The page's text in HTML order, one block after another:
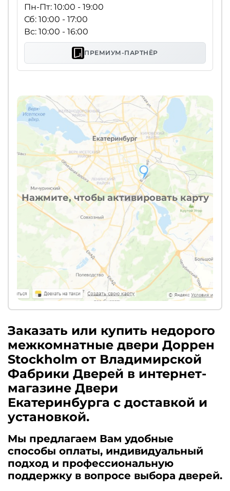
Нажмите, чтобы активировать карту
Пн-Пт: 10:00 - 19:00
Сб: 10:00 - 17:00
Вс: 10:00 - 16:00
ПРЕМИУМ-ПАРТНЁР
Заказать или купить недорого
межкомнатные двери Доррен
Stockholm от Владимирской
Фабрики Дверей в интернет-
магазине Двери
Екатеринбурга с доставкой и
установкой.
Мы предлагаем Вам удобные
способы оплаты, индивидуальный
подход и профессиональную
поддержку в вопросе выбора дверей.